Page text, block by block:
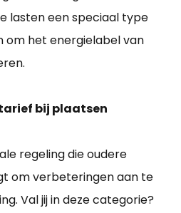
lasten een speciaal type
om het energielabel van
bij plaatsen
regeling die oudere
om verbeteringen aan te
Val jij in deze categorie?